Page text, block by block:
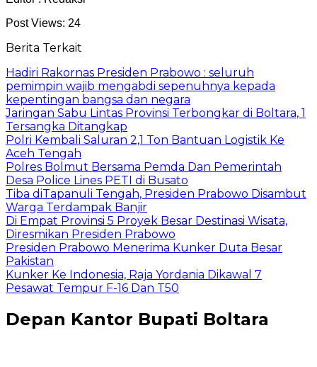
Post Views: 24
Berita Terkait
Hadiri Rakornas Presiden Prabowo : seluruh
pemimpin wajib mengabdi sepenuhnya kepada
kepentingan bangsa dan negara
Jaringan Sabu Lintas Provinsi Terbongkar di Boltara, 1
Tersangka Ditangkap
Polri Kembali Saluran 2,1 Ton Bantuan Logistik Ke
Aceh Tengah
Polres Bolmut Bersama Pemda Dan Pemerintah
Desa Police Lines PETI di Busato
Tiba diTapanuli Tengah, Presiden Prabowo Disambut
Warga Terdampak Banjir
Di Empat Provinsi 5 Proyek Besar Destinasi Wisata,
Diresmikan Presiden Prabowo
Presiden Prabowo Menerima Kunker Duta Besar
Pakistan
Kunker Ke Indonesia, Raja Yordania Dikawal 7
Pesawat Tempur F-16 Dan T50
Depan Kantor Bupati Boltara